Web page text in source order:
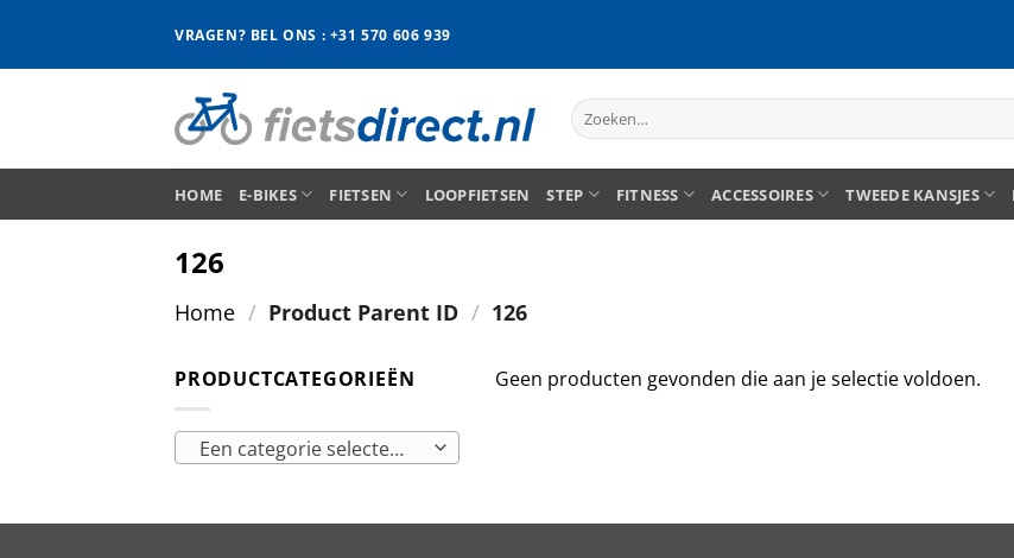
inhoud
VRAGEN? BEL ONS : +31 570 606 939
Zoeken
naar:
HOME E-BIKES FIETSEN LOOPFIETSEN STEP FITNESS ACCESSOIRES TWEEDE KANSJES
126
Home / Product Parent ID / 126
PRODUCTCATEGORIEËN
Een categorie selecteren
Geen producten gevonden die aan je selectie voldoen.